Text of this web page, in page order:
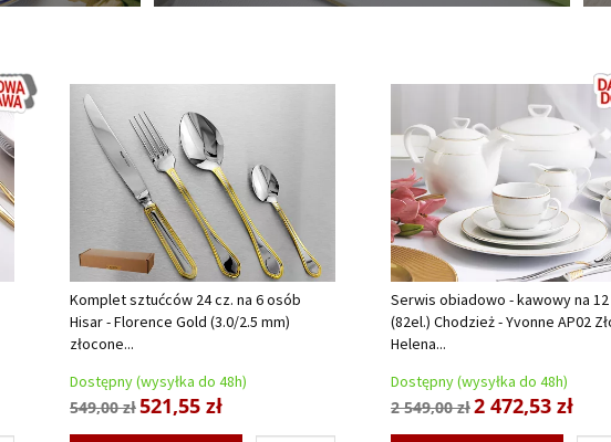
Komplet sztućców 24 cz. na 6 osób
Hisar - Florence Gold (3.0/2.5 mm)
złocone...
Dostępny (wysyłka do 48h)
549,00 zł521,55 zł
Serwis obiadowo - kawowy na
(82el.) Chodzież - Yvonne AP02
Helena...
Dostępny (wysyłka do 48h)
2 549,00 zł2 472,53 zł